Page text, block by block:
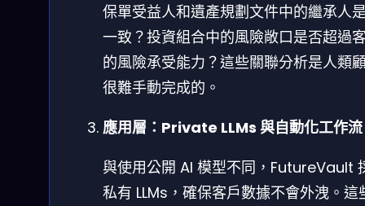
保單受益人和遺產規劃文件中的繼承人
一致？投資組合中的風險敞口是否超過
的風險承受能力？這些關聯分析是人類
很難手動完成的。
應用層：Private LLMs 與自動化工作流
與使用公開 AI 模型不同，FutureVault
私有 LLMs，確保客戶數據不會外洩。這